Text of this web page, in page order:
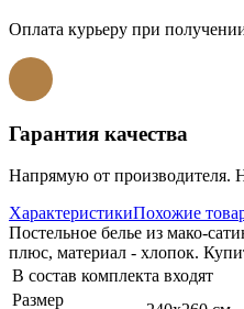
Оплата курьеру при
Гарантия качества
Напрямую от производителя.
ХарактеристикиПохожие
Постельное белье из мако-
плюс, материал - хлопок.
В состав комплекта входят
Размер